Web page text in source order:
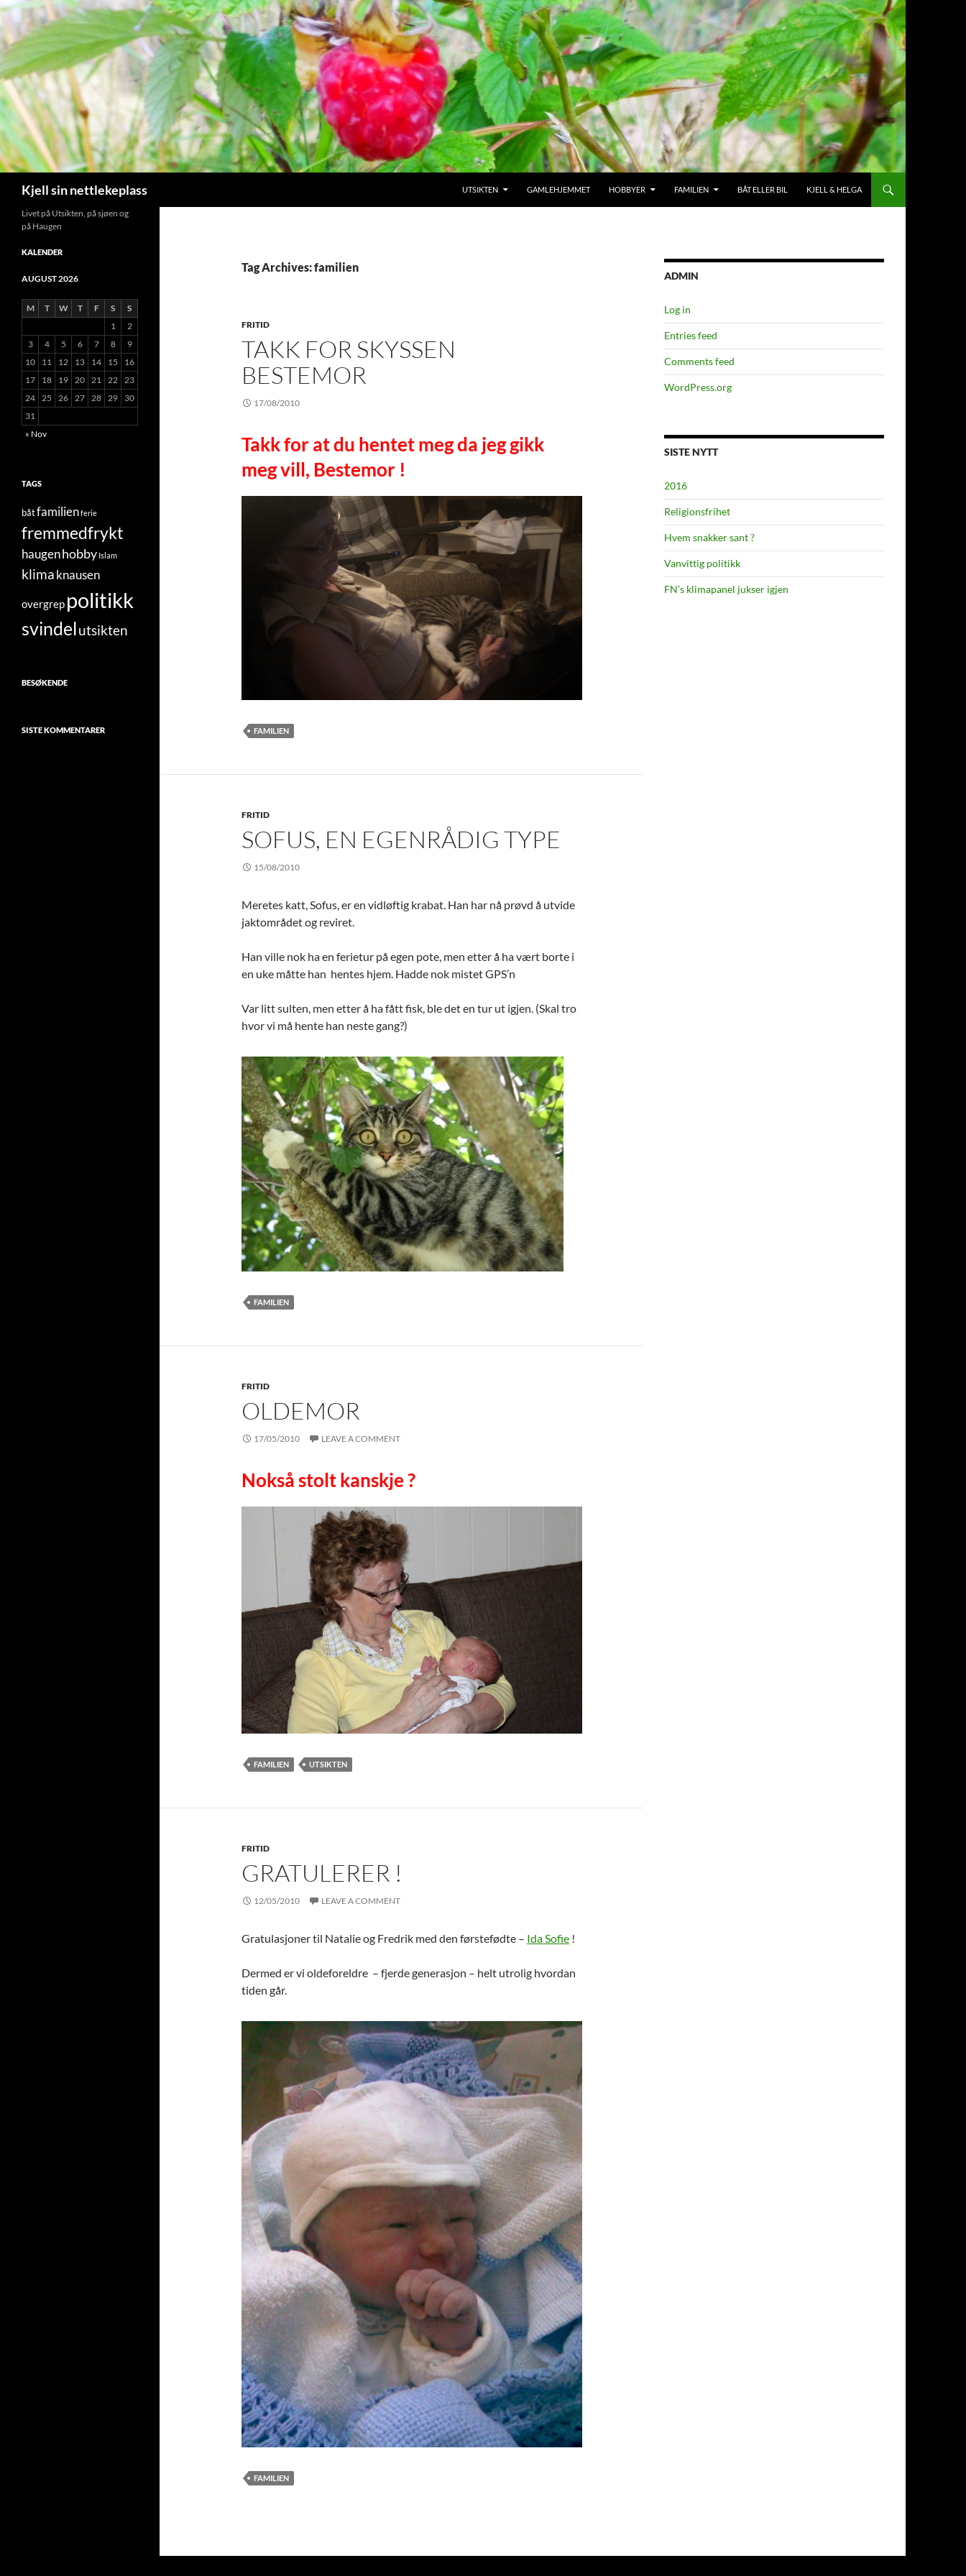
Kjell sin nettlekeplass
UTSIKTEN
GAMLEHJEMMET HOBBYER FAMILIEN BÅT ELLER BIL KJELL & HELGA
Tag Archives: familien
FRITID
TAKK FOR SKYSSEN
BESTEMOR
17/08/2010
Takk for at du hentet meg da jeg gikk
meg vill, Bestemor !
FAMILIEN
FRITID
SOFUS, EN EGENRÅDIG TYPE
15/08/2010
Meretes katt, Sofus, er en vidløftig krabat. Han har nå prøvd å utvide
jaktområdet og reviret.
Han ville nok ha en ferietur på egen pote, men etter å ha vært borte i
en uke måtte han hentes hjem. Hadde nok mistet GPS’n
Var litt sulten, men etter å ha fått fisk, ble det en tur ut igjen. (Skal tro
hvor vi må hente han neste gang?)
FAMILIEN
FRITID
OLDEMOR
17/05/2010 LEAVE A COMMENT
Nokså stolt kanskje ?
FAMILIEN UTSIKTEN
FRITID
GRATULERER !
12/05/2010 LEAVE A COMMENT
Gratulasjoner til Natalie og Fredrik med den førstefødte – Ida Sofie !
Dermed er vi oldeforeldre – fjerde generasjon – helt utrolig hvordan
tiden går.
FAMILIEN
ADMIN
Log in
Entries feed
Comments feed
WordPress.org
SISTE NYTT
2016
Religionsfrihet
Hvem snakker sant ?
Vanvittig politikk
FN’s klimapanel jukser igjen
Livet på Utsikten, på sjøen og
på Haugen
KALENDER
AUGUST 2026
M T W T F S
S
1
2
3
4 5 6 7 8
9
10
11 12 13 14 15
16
17
18 19 20 21 22 23
24 25 26 27 28 29
30
31
« Nov
TAGS
båtfamilienferie
fremmedfrykt
haugenhobby Islam
klima knausen
overgrep politikk
svindelutsikten
BESØKENDE
SISTE KOMMENTARER